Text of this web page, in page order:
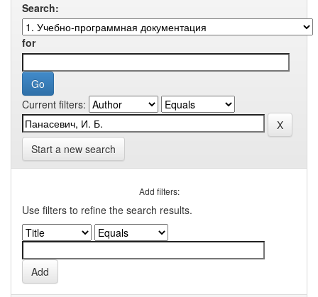
Search:
for
Current filters:
Start a new search
Add filters:
Use filters to refine the search results.